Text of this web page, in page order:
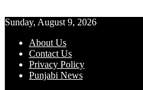
Sunday, August 9, 2026
About Us
Contact Us
Privacy Policy
Punjabi News